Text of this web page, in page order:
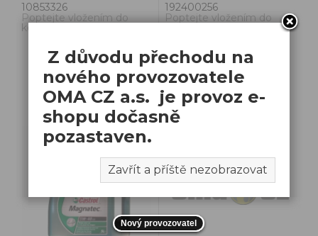
10853326
Poptejte vložením do
košíku.
192400256
Poptejte vložením do
Z důvodu přechodu na
nového provozovatele
OMA CZ a.s. je provoz e-
shopu dočasně
pozastaven.
Zavřít a příště nezobrazovat
Nový provozovatel